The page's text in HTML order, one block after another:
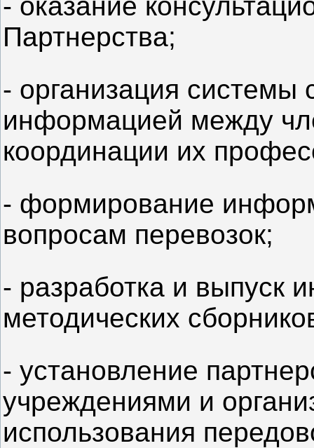
Партнерства;
- организация системы
информацией между
координации их
- формирование
вопросам перевозок;
- разработка и выпуск
методических
- установление
учреждениями и
использования